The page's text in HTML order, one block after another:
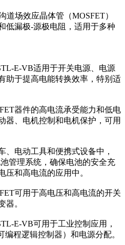
道场效应晶体管（MOSFET）
低漏极-源极电阻，适用于多种
E-VB适用于开关电源、电源
助于提高电能转换效率，特别适
器件的高电流承受能力和低电
器、电机控制和电机保护，可用
电动工具和便携式设备中，
管理系统，确保电池的安全充
压和高电流的应用中。
可用于高电压和高电流的开关
器。
E-VB可用于工业控制应用，
程逻辑控制器）和电源分配。